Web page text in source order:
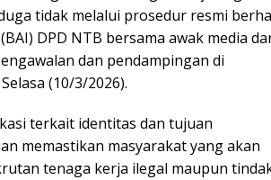
tidak melalui prosedur resmi
DPD NTB bersama awak media
dan pendampingan di
(10/3/2026).
terkait identitas dan tujuan
memastikan masyarakat yang akan
tenaga kerja ilegal maupun